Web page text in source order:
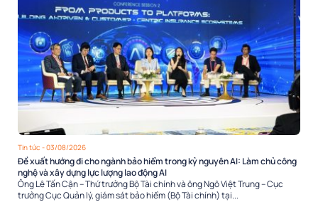
Tin tức - 03/08/2026
Đề xuất hướng đi cho ngành bảo hiểm trong kỷ nguyên AI: Làm chủ công
nghệ và xây dựng lực lượng lao động AI
Ông Lê Tấn Cận – Thứ trưởng Bộ Tài chính và ông Ngô Việt Trung – Cục
trưởng Cục Quản lý, giám sát bảo hiểm (Bộ Tài chính) tại...